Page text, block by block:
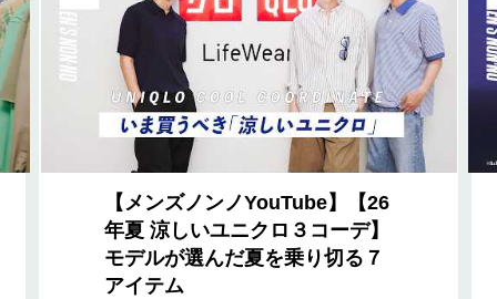
【メンズノンノYouTube】【26
年夏 涼しいユニクロ３コーデ】
モデルが選んだ夏を乗り切る７
アイテム